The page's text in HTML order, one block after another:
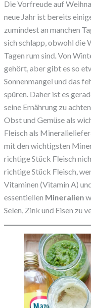
Die Vorfreude auf
neue Jahr ist bereits
zumindest an manchen
sich schlapp, obwohl die
Tagen rum sind. Von
gehört, aber gibt es so
Sonnenmangel und das
spüren. Daher ist es
seine Ernährung zu
Obst und Gemüse als
Fleisch als
mit den wichtigsten
richtige Stück Fleisch
richtige Stück Fleisch,
Vitaminen (Vitamin A)
essentiellen Mineralien
Selen, Zink und Eisen zu